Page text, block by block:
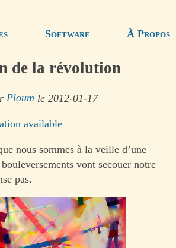
Software À Propos
de la révolution
Ploum le 2012-01-17
available
nous sommes à la veille d’une
vont secouer notre
pas.